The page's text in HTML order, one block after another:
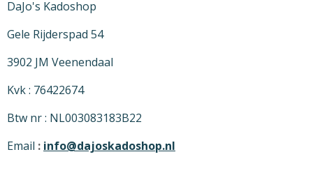
DaJo's Kadoshop
Gele Rijderspad 54
3902 JM Veenendaal
Kvk : 76422674
Btw nr : NL003083183B22
Email : info@dajoskadoshop.nl